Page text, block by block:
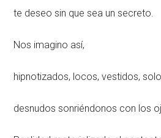
te deseo sin que sea un secreto.
Nos imagino así,
hipnotizados, locos, vestidos,
desnudos sonriéndonos con los